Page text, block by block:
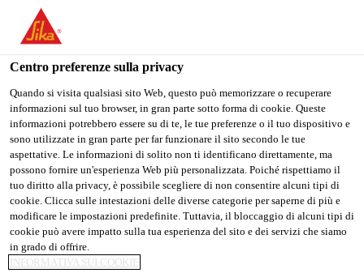
Stai visitando il sito web della "Sika Schweiz AG", sembra che si
stia accedendo da "Stati Uniti". Esiste un sito web separato per il
vostro paese.
PASSARE A
SIKA USA
RIMANERE SIKA
SCHWEIZ AG
SELEZIONARE
IL PAESE
Sika Schweiz AG
MANO DI FONDO
Centro preferenze sulla privacy
Quando si visita qualsiasi sito Web, questo può memorizzare o recuperare
informazioni sul tuo browser, in gran parte sotto forma di cookie. Queste
informazioni potrebbero essere su di te, le tue preferenze o il tuo dispositivo e
sono utilizzate in gran parte per far funzionare il sito secondo le tue
aspettative. Le informazioni di solito non ti identificano direttamente, ma
possono fornire un'esperienza Web più personalizzata. Poiché rispettiamo il
tuo diritto alla privacy, è possibile scegliere di non consentire alcuni tipi di
cookie. Clicca sulle intestazioni delle diverse categorie per saperne di più e
modificare le impostazioni predefinite. Tuttavia, il bloccaggio di alcuni tipi di
cookie può avere impatto sulla tua esperienza del sito e dei servizi che siamo
in grado di offrire.
INFORMATIVA SUI COOKIE